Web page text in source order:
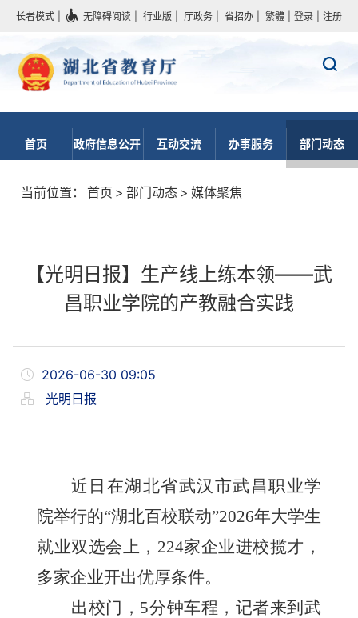
长者模式 无障碍阅读 行业版 厅政务 省招办 繁體 登录 注册
首页 政府信息公开 互动交流 办事服务 部门动态
当前位置： 首页 > 部门动态 > 媒体聚焦
【光明日报】生产线上练本领——武
昌职业学院的产教融合实践
2026-06-30 09:05
光明日报
近日在湖北省武汉市武昌职业学
院举行的“湖北百校联动”2026年大学生
就业双选会上，224家企业进校揽才，
多家企业开出优厚条件。
出校门，5分钟车程，记者来到武